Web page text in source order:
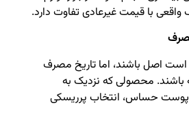
واقعی با قیمت غیرعادی تفاوت دارد.
اصل باشند، اما تاریخ مصرف
باشند. محصولی که نزدیک به
پوست حساس، انتخاب پرریسکی